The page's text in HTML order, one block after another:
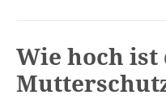
Wie hoch ist